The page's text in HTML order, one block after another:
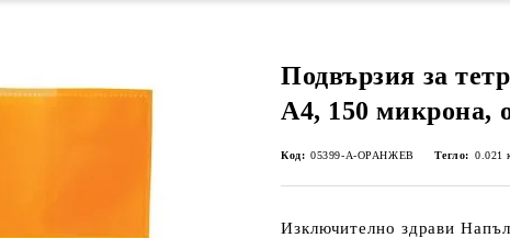
Подвързия за
А4, 150 микрона,
Код: 05399-А-ОРАНЖЕВ Тегло: 0.021
Изключително здрави